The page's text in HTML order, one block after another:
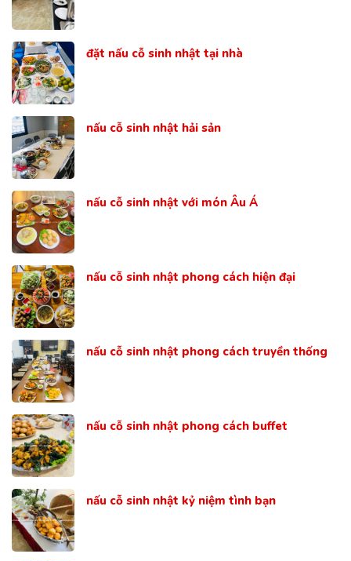
đặt nấu cỗ sinh nhật tại nhà
nấu cỗ sinh nhật hải sản
nấu cỗ sinh nhật với món Âu Á
nấu cỗ sinh nhật phong cách hiện đại
nấu cỗ sinh nhật phong cách truyền thống
nấu cỗ sinh nhật phong cách buffet
nấu cỗ sinh nhật kỷ niệm tình bạn